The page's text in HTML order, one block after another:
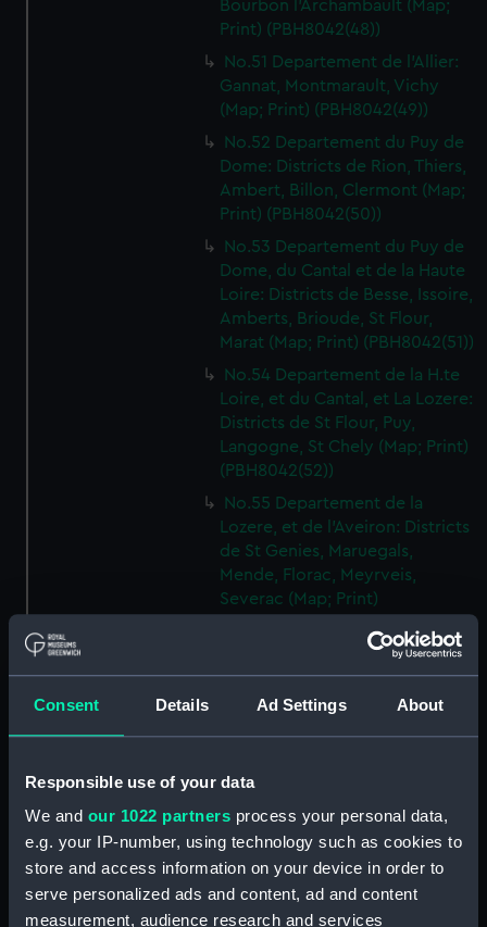
Consent Details Ad Settings About
Responsible use of your data
We and our 1022 partners process your personal data,
e.g. your IP-number, using technology such as cookies to
store and access information on your device in order to
serve personalized ads and content, ad and content
measurement, audience research and services
Bourbon l'Archambault (Map;
Print) (PBH8042(48))
No.51 Departement de l'Allier:
Gannat, Montmarault, Vichy
(Map; Print) (PBH8042(49))
No.52 Departement du Puy de
Dome: Districts de Rion, Thiers,
Ambert, Billon, Clermont (Map;
Print) (PBH8042(50))
No.53 Departement du Puy de
Dome, du Cantal et de la Haute
Loire: Districts de Besse, Issoire,
Amberts, Brioude, St Flour,
Marat (Map; Print) (PBH8042(51))
No.54 Departement de la H.te
Loire, et du Cantal, et La Lozere:
Districts de St Flour, Puy,
Langogne, St Chely (Map; Print)
(PBH8042(52))
No.55 Departement de la
Lozere, et de l'Aveiron: Districts
de St Genies, Maruegals,
Mende, Florac, Meyrveis,
Severac (Map; Print)
No.56 Departement de
l'Aveiron, et du Gard: Districts
de Milhau, Vigan, St Affrique
l'Herault: Districts de Lodeve,
Bezier, St Pons (Map; Print)
No.58 Departement de l'Aude:
District de Narbonne (Map;
Print) (PBH8042(56))